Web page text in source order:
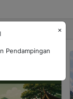
×
Pendampingan